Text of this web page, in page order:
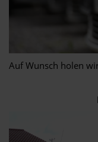
Auf Wunsch holen